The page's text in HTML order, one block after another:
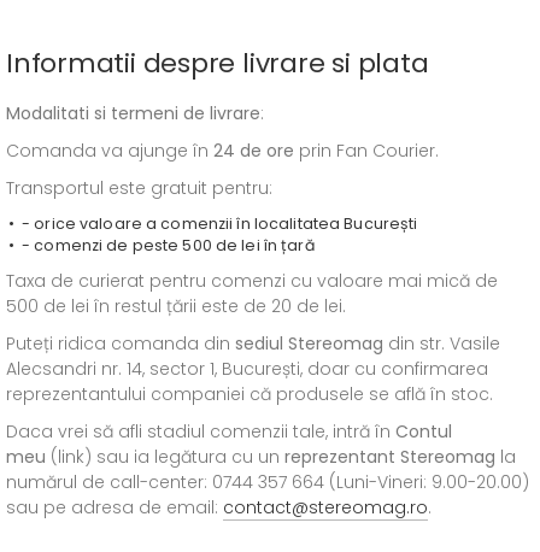
Informatii despre livrare si plata
Modalitati si termeni de livrare:
Comanda va ajunge în 24 de ore prin Fan Courier.
Transportul este gratuit pentru:
- orice valoare a comenzii în localitatea București
- comenzi de peste 500 de lei în țară
Taxa de curierat pentru comenzi cu valoare mai mică de
500 de lei în restul țării este de 20 de lei.
Puteți ridica comanda din sediul Stereomag din str. Vasile
Alecsandri nr. 14, sector 1, București, doar cu confirmarea
reprezentantului companiei că produsele se află în stoc.
Daca vrei să afli stadiul comenzii tale, intră în Contul
meu (link) sau ia legătura cu un reprezentant Stereomag la
numărul de call-center: 0744 357 664 (Luni-Vineri: 9.00-20.00)
sau pe adresa de email: contact@stereomag.ro.